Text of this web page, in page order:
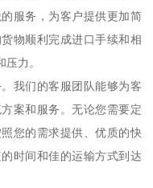
服务，为客户提供更加简
物顺利完成进口手续和相
力。
我们的客服团队能够为客
案和服务。无论您需要定
您的需求提供、优质的快
时间和佳的运输方式到达